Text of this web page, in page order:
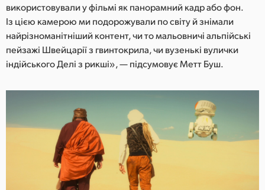
використовували у фільмі як панорамний кадр або фон.
Із цією камерою ми подорожували по світу й знімали
найрізноманітніший контент, чи то мальовничі альпійські
пейзажі Швейцарії з гвинтокрила, чи вузенькі вулички
індійського Делі з рикші», — підсумовує Метт Буш.